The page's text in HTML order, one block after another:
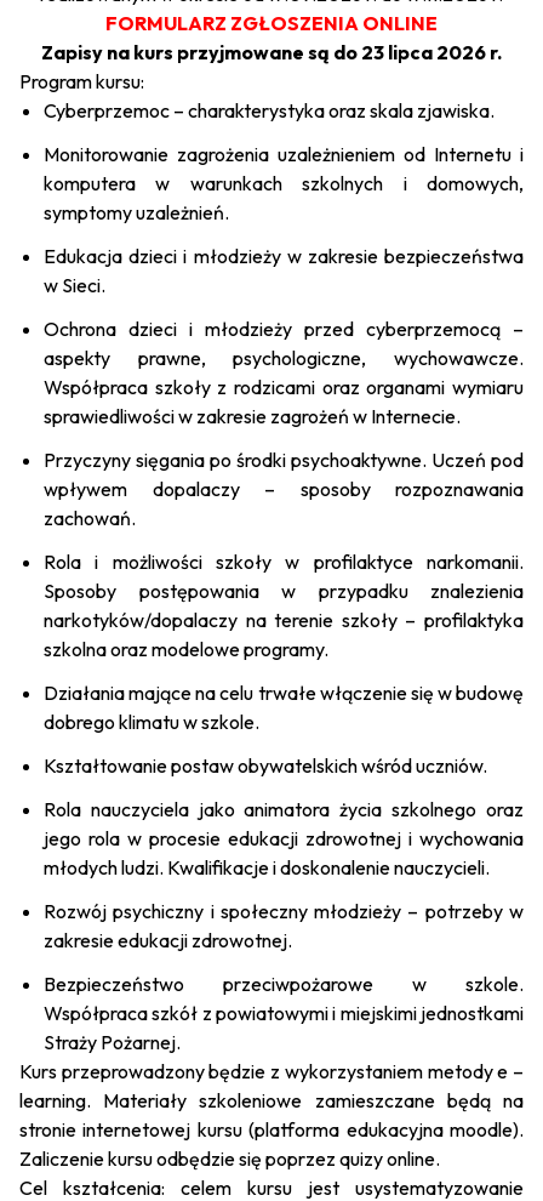
FORMULARZ ZGŁOSZENIA ONLINE
Zapisy na kurs przyjmowane są do 23 lipca 2026 r.
Program kursu:
Cyberprzemoc – charakterystyka oraz skala zjawiska.
Monitorowanie zagrożenia uzależnieniem od Internetu i
komputera w warunkach szkolnych i domowych,
symptomy uzależnień.
Edukacja dzieci i młodzieży w zakresie bezpieczeństwa
w Sieci.
Ochrona dzieci i młodzieży przed cyberprzemocą –
aspekty prawne, psychologiczne, wychowawcze.
Współpraca szkoły z rodzicami oraz organami wymiaru
sprawiedliwości w zakresie zagrożeń w Internecie.
Przyczyny sięgania po środki psychoaktywne. Uczeń pod
wpływem dopalaczy – sposoby rozpoznawania
zachowań.
Rola i możliwości szkoły w profilaktyce narkomanii.
Sposoby postępowania w przypadku znalezienia
narkotyków/dopalaczy na terenie szkoły – profilaktyka
szkolna oraz modelowe programy.
Działania mające na celu trwałe włączenie się w budowę
dobrego klimatu w szkole.
Kształtowanie postaw obywatelskich wśród uczniów.
Rola nauczyciela jako animatora życia szkolnego oraz
jego rola w procesie edukacji zdrowotnej i wychowania
młodych ludzi. Kwalifikacje i doskonalenie nauczycieli.
Rozwój psychiczny i społeczny młodzieży – potrzeby w
zakresie edukacji zdrowotnej.
Bezpieczeństwo przeciwpożarowe w szkole.
Współpraca szkół z powiatowymi i miejskimi jednostkami
Straży Pożarnej.
Kurs przeprowadzony będzie z wykorzystaniem metodye –
learning. Materiały szkoleniowe zamieszczane będą na
stronie internetowej kursu (platforma edukacyjna moodle).
Zaliczenie kursu odbędzie się poprzez quizy online.
Cel kształcenia: celem kursu jest usystematyzowanie